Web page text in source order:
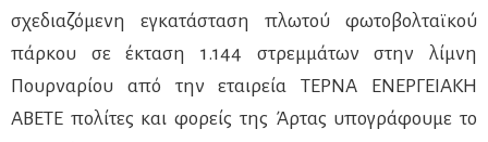
σχεδιαζόμενη εγκατάσταση πλωτού φωτοβολταϊκού
πάρκου σε έκταση 1.144 στρεμμάτων στην λίμνη
Πουρναρίου από την εταιρεία ΤΕΡΝΑ ΕΝΕΡΓΕΙΑΚΗ
ΑΒΕΤΕ πολίτες και φορείς της Άρτας υπογράφουμε το